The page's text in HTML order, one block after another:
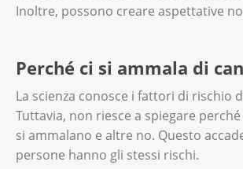
Inoltre, possono creare aspettative
Perché ci si ammala di
La scienza conosce i fattori di rischio
Tuttavia, non riesce a spiegare
si ammalano e altre no. Questo
persone hanno gli stessi rischi.